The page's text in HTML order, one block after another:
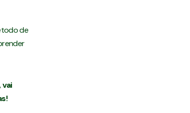
de